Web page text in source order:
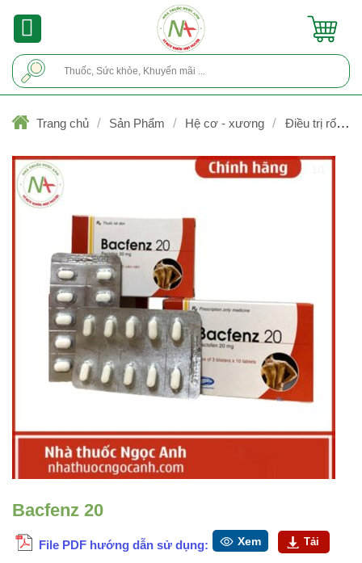
Trang chủ / Sản Phẩm / Hệ cơ - xương /
Điều trị rối
Bacfenz 20
File PDF hướng dẫn sử dụng: Xem Tải